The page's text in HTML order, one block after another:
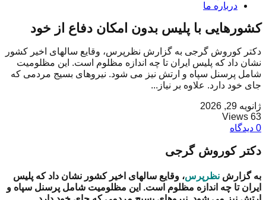
درباره ما
کشورهایی با پلیس بدون امکان دفاع از خود
دکتر کوروش گرجی به گزارش نظرپرس، وقایع سالهای اخیر کشور
نشان داد که پلیس ایران تا چه اندازه مظلوم است. این مظلومیت
شامل پرسنل سپاه و ارتش نیز می شود. نیروهای بسیج مردمی که
جای خود دارد. علاوه بر نیاز...
ژانویه 29, 2026
63 Views
0 دیدگاه
دکتر کوروش گرجی
به گزارش نظرپرس، وقایع سالهای اخیر کشور نشان داد که پلیس
ایران تا چه اندازه مظلوم است. این مظلومیت شامل پرسنل سپاه و